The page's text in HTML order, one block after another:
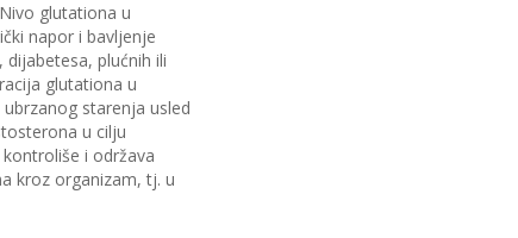
glutationa u
napor i bavljenje
plućnih ili
glutationa u
starenja usled
u cilju
i održava
kroz organizam, tj. u